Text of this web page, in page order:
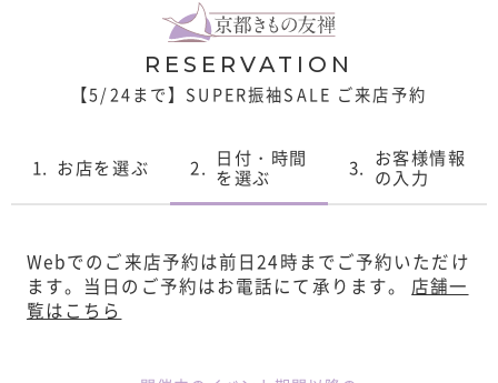
RESERVATION
【5/24まで】SUPER振袖SALE ご来店予約
1. お店を選ぶ 2. 日付・時間
を選ぶ 3. お客様情報
の入力
Webでのご来店予約は前日24時までご予約いただけ
ます。 当日のご予約はお電話にて承ります。 店舗一
覧はこちら